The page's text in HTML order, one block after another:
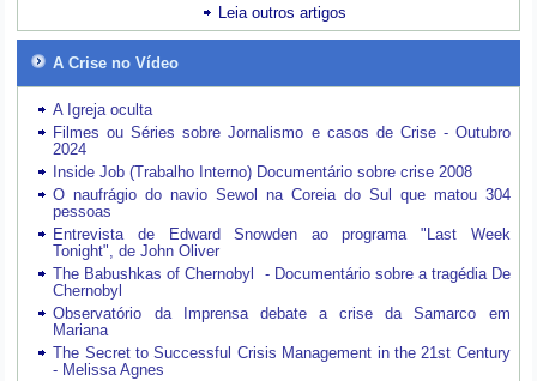
Leia outros artigos
A Crise no Vídeo
A Igreja oculta
Filmes ou Séries sobre Jornalismo e casos de Crise - Outubro
2024
Inside Job (Trabalho Interno) Documentário sobre crise 2008
O naufrágio do navio Sewol na Coreia do Sul que matou 304
pessoas
Entrevista de Edward Snowden ao programa "Last Week
Tonight", de John Oliver
The Babushkas of Chernobyl - Documentário sobre a tragédia De
Chernobyl
Observatório da Imprensa debate a crise da Samarco em
Mariana
The Secret to Successful Crisis Management in the 21st Century
- Melissa Agnes